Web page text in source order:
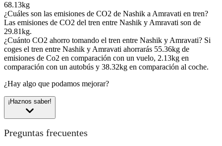
68.13kg
¿Cuáles son las emisiones de CO2 de Nashik a Amravati en tren?
Las emisiones de CO2 del tren entre Nashik y Amravati son de
29.81kg.
¿Cuánto CO2 ahorro tomando el tren entre Nashik y Amravati? Si
coges el tren entre Nashik y Amravati ahorrarás 55.36kg de
emisiones de Co2 en comparación con un vuelo, 2.13kg en
comparación con un autobús y 38.32kg en comparación al coche.
¿Hay algo que podamos mejorar?
¡Haznos saber!
Preguntas frecuentes